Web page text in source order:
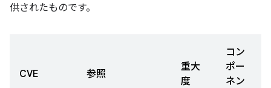
供されたものです。
CVE 参照
重大
度
コン
ポー
ネン